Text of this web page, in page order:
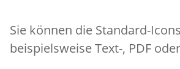
Sie können die Standard-
beispielsweise Text-, PDF